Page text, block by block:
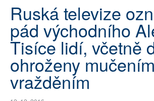
ARCHIV
ROZHOVORY
TÉMATA
NEJČTENĚJŠÍ ZA 7 DNÍ
Ruská televize
pád východního
Tisíce lidí, včetně
ohroženy
vražděním